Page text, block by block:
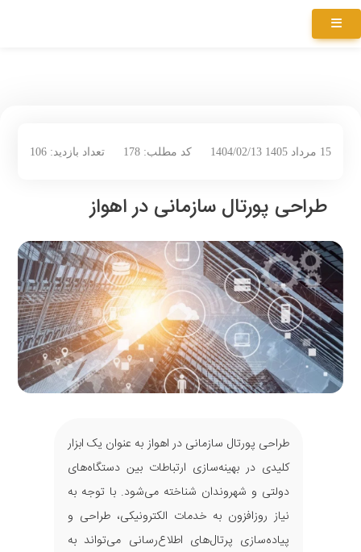
کد مطلب: 178 تعداد بازدید: 106
طراحی پورتال سازمانی در اهواز
طراحی پورتال سازمانی در اهواز به عنوان یک ابزار
کلیدی در بهینه‌سازی ارتباطات بین دستگاه‌های
دولتی و شهروندان شناخته می‌شود. با توجه به
نیاز روزافزون به خدمات الکترونیکی، طراحی و
پیاده‌سازی پرتال‌های اطلاع‌رسانی می‌تواند به